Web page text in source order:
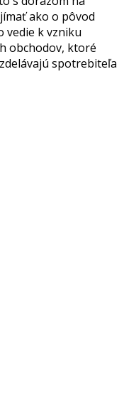
ako o pôvod
vedie k vzniku
obchodov, ktoré
spotrebiteľa